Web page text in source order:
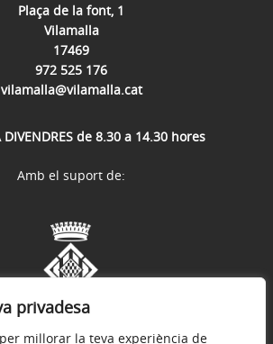
privadesa
millorar la teva experiència de
Plaça de la font, 1
Vilamalla
17469
972 525 176
vilamalla@vilamalla.cat
DIVENDRES de 8.30 a 14.30 hores
Amb el suport de: